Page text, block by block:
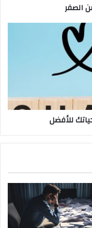
الصفر
للأفضل